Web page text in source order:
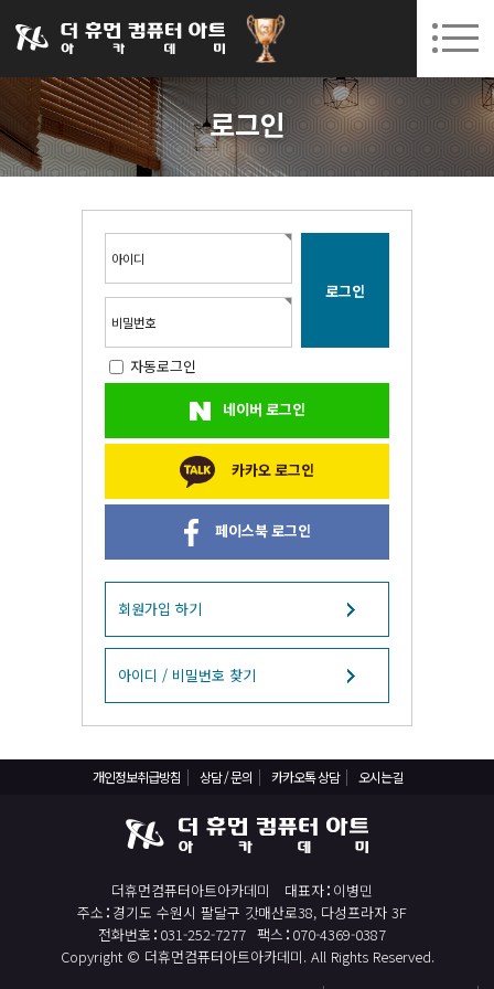
031-252-7277 수원캠퍼스 개강 08. 12.(수)
회원가입 고객센터
로그인
아이디
비밀번호
자동로그인
네이버 로그인
카카오 로그인
페이스북 로그인
회원가입 하기
아이디 / 비밀번호 찾기
개인정보취급방침 상담 / 문의 카카오톡 상담 오시는길
더휴먼컴퓨터아트아카데미 대표자 이병민
주소 경기도 수원시 팔달구 갓매산로38, 다성프라자 3F
전화번호 031-252-7277 팩스 070-4369-0387
Copyright © 더휴먼컴퓨터아트아카데미. All Rights Reserved.
아카데미소개
인사말
국비지원 무료교육
BIM 건축설계 및 실내건축설계(캐드(CAD),맥스(MAX),레빗(REVIT))실무자 양성과정
React, Veu 프레임워크 기반 프론트엔드 개발 양성 지원
반응형/웹퍼블리셔/프론트엔드 웹개발자(웹디자인)
자바(Java)기반 JSP/스프링 웹개발자(정보처리산업기사)(과정평가형)
디지털컨버전스 자바(JAVA)개발자(전자정부 프레임워크/SPRING)
전산세무회계 자격취득과정[전산회계1급/전산세무2급/FAT1급/TAT2급]
컴퓨터활용능력2급(필기+실기) 및 ITQ자격증 취득(한글,엑셀,파워포인트)
직업상담사 2급 (필기+실기) 자격증 취득과정
일러스트 자격증 취득과정(GTQi 1급)
전산회계 1급 / FAT 1급 자격증 취득과정
전산세무 2급 / TAT 2급 자격증 취득과정